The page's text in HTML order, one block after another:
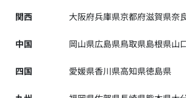
関西 大阪府兵庫県京都府滋賀県奈
中国 岡山県広島県鳥取県島根県山
四国 愛媛県香川県高知県徳島県